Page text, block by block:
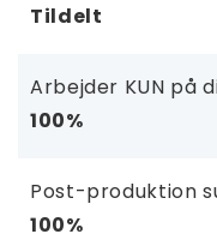
Tildelt
Arbejder KUN på
100%
Post-produktion
100%